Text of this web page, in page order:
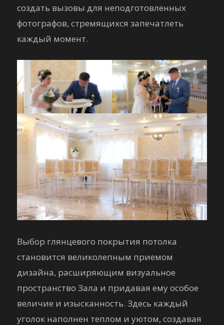
создать вызовы для неподготовленных
фотографов, стремящихся запечатлеть
каждый момент.
Выбор глянцевого покрытия потолка
становится великолепным приемом
дизайна, расширяющим визуальное
пространство Зала и придавая ему особое
величие и изысканность. Здесь каждый
уголок наполнен теплом и уютом, создавая